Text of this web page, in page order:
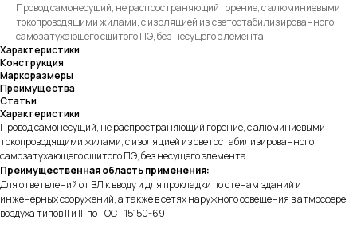
Провод самонесущий, не распространяющий горение, с алюминиевыми
токопроводящими жилами, с изоляцией из светостабилизированного
самозатухающего сшитого ПЭ, без несущего элемента
Характеристики
Конструкция
Маркоразмеры
Преимущества
Статьи
Характеристики
Провод самонесущий, не распространяющий горение, с алюминиевыми
токопроводящими жилами, с изоляцией из светостабилизированного
самозатухающего сшитого ПЭ, без несущего элемента.
Преимущественная область применения:
Для ответвлений от BЛ к вводу и для прокладки по стенам зданий и
инженерных сооружений, а также в сетях наружного освещения в атмосфере
воздуха типов II и III по ГОСТ 15150-69